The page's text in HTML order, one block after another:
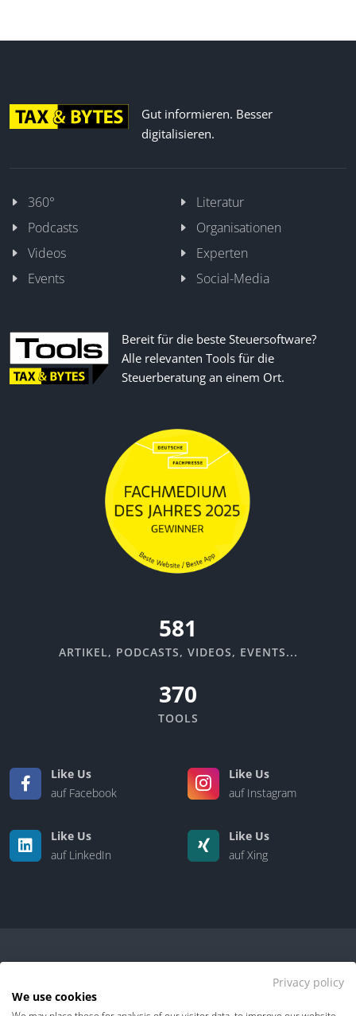
Gut informieren. Besser
digitalisieren.
360°
Literatur
Podcasts
Organisationen
Videos
Experten
Events
Social-Media
Bereit für die beste Steuersoftware?
Alle relevanten Tools für die
Steuerberatung an einem Ort.
669
ARTIKEL, PODCASTS, VIDEOS, EVENTS...
370
TOOLS
Like Us
auf Facebook
Like Us
auf Instagram
Like Us
auf LinkedIn
Like Us
auf Xing
Privacy policy
We use cookies